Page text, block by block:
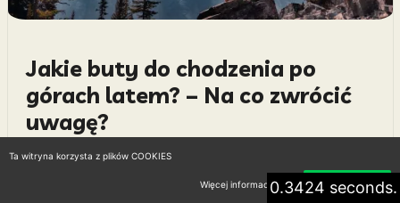
Jakie buty do chodzenia po
górach latem? – Na co zwrócić
uwagę?
Latem góry przyciągają nie tylko miłośników0.3424 seconds.
Ta witryna korzysta z plików COOKIES
Więcej informacji Akceptuję